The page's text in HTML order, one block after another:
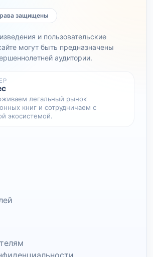
защищены
и пользовательские
могут быть предназначены
аудитории.
легальный рынок
книг и сотрудничаем с
экосистемой.